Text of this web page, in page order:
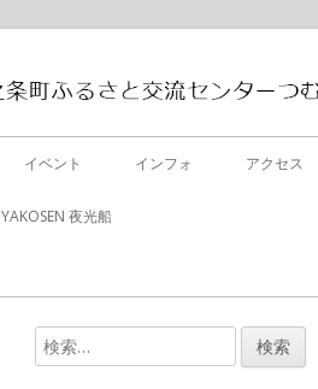
イベント インフォ アクセス
YAKOSEN 夜光船
メ
検
索: